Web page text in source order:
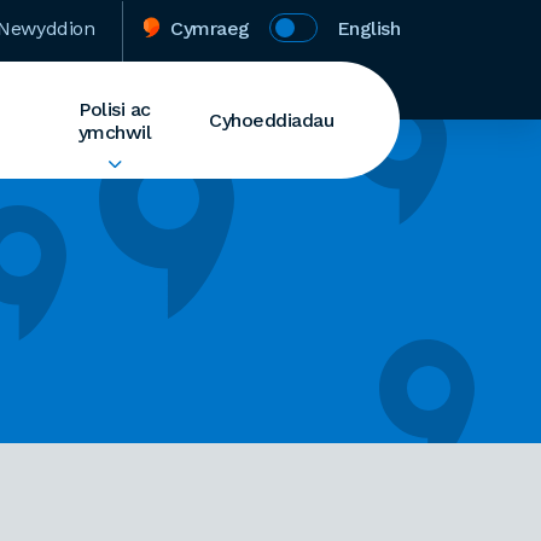
Cymraeg English
Polisi ac
ymchwil
Cyhoeddiadau